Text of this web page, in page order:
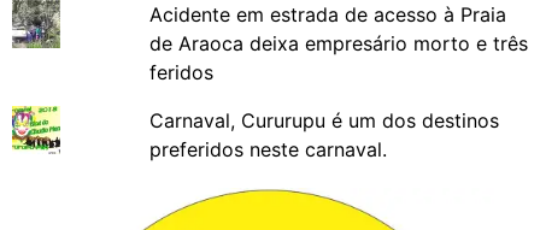
Acidente em estrada de acesso à Praia
de Araoca deixa empresário morto e três
feridos
Carnaval, Cururupu é um dos destinos
preferidos neste carnaval.